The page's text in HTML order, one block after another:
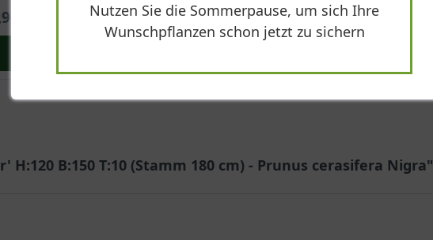
€ 347,90 €
B:150 T:10 (Stamm 180 cm) - Prunus cerasifera Nigra"
Nutzen Sie die Sommerpause, um sich Ihre
Wunschpflanzen schon jetzt zu sichern